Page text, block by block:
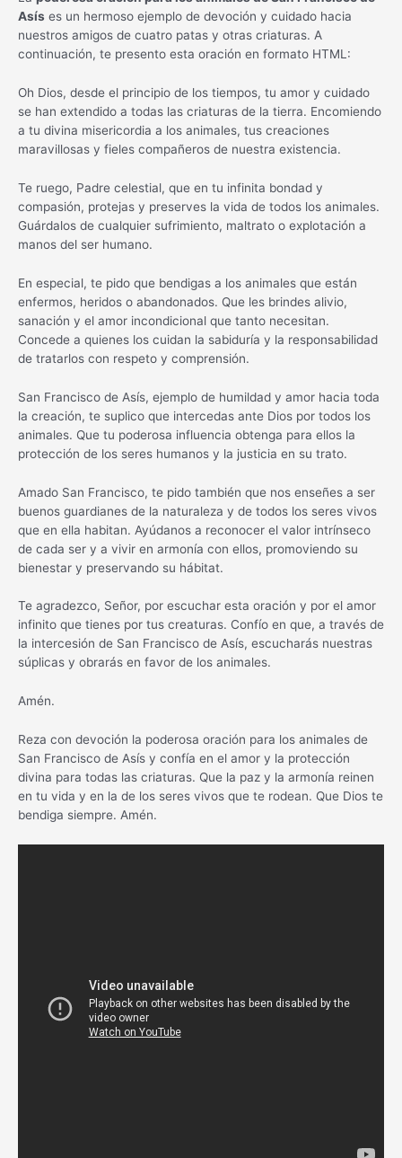
Asís es un hermoso ejemplo de devoción y cuidado hacia
nuestros amigos de cuatro patas y otras criaturas. A
continuación, te presento esta oración en formato HTML:
Oh Dios, desde el principio de los tiempos, tu amor y cuidado
se han extendido a todas las criaturas de la tierra. Encomiendo
a tu divina misericordia a los animales, tus creaciones
maravillosas y fieles compañeros de nuestra existencia.
Te ruego, Padre celestial, que en tu infinita bondad y
compasión, protejas y preserves la vida de todos los animales.
Guárdalos de cualquier sufrimiento, maltrato o explotación a
manos del ser humano.
En especial, te pido que bendigas a los animales que están
enfermos, heridos o abandonados. Que les brindes alivio,
sanación y el amor incondicional que tanto necesitan.
Concede a quienes los cuidan la sabiduría y la responsabilidad
de tratarlos con respeto y comprensión.
San Francisco de Asís, ejemplo de humildad y amor hacia toda
la creación, te suplico que intercedas ante Dios por todos los
animales. Que tu poderosa influencia obtenga para ellos la
protección de los seres humanos y la justicia en su trato.
Amado San Francisco, te pido también que nos enseñes a ser
buenos guardianes de la naturaleza y de todos los seres vivos
que en ella habitan. Ayúdanos a reconocer el valor intrínseco
de cada ser y a vivir en armonía con ellos, promoviendo su
bienestar y preservando su hábitat.
Te agradezco, Señor, por escuchar esta oración y por el amor
infinito que tienes por tus creaturas. Confío en que, a través de
la intercesión de San Francisco de Asís, escucharás nuestras
súplicas y obrarás en favor de los animales.
Amén.
Reza con devoción la poderosa oración para los animales de
San Francisco de Asís y confía en el amor y la protección
divina para todas las criaturas. Que la paz y la armonía reinen
en tu vida y en la de los seres vivos que te rodean. Que Dios te
bendiga siempre. Amén.